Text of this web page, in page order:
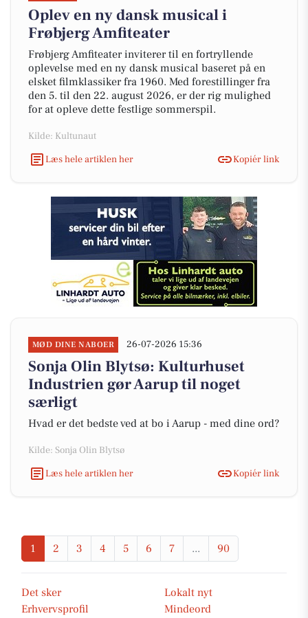
Oplev en ny dansk musical i
Frøbjerg Amfiteater
Frøbjerg Amfiteater inviterer til en fortryllende
oplevelse med en ny dansk musical baseret på en
elsket filmklassiker fra 1960. Med forestillinger fra
den 5. til den 22. august 2026, er der rig mulighed
for at opleve dette festlige sommerspil.
Kilde: Kultunaut
Læs hele artiklen her
Kopiér link
MØD DINE NABOER 26-07-2026 15:36
Sonja Olin Blytsø: Kulturhuset
Industrien gør Aarup til noget
særligt
Hvad er det bedste ved at bo i Aarup - med dine ord?
Kilde: Sonja Olin Blytsø
Læs hele artiklen her
Kopiér link
1 2 3 4 5 6 7 ... 90
Det sker
Lokalt nyt
Erhvervsprofil
Mindeord